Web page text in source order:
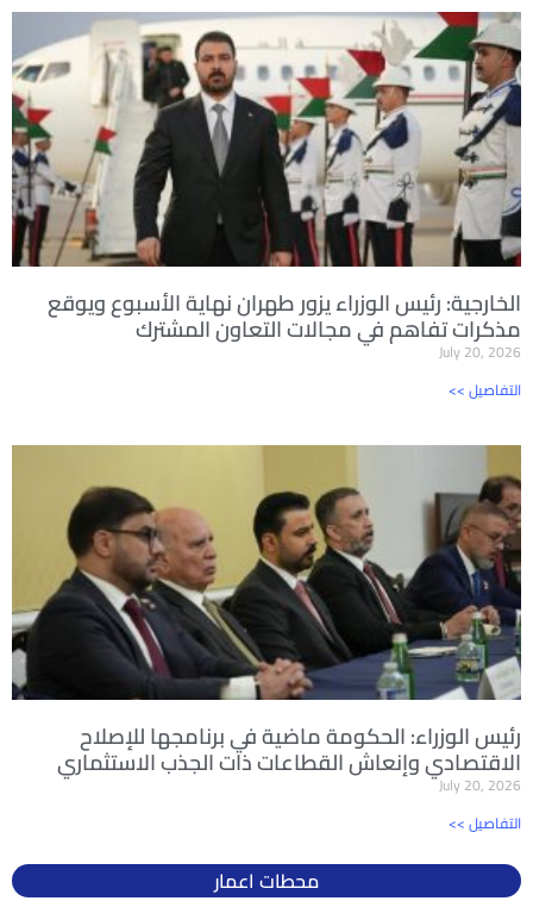
الخارجية: رئيس الوزراء يزور طهران نهاية الأسبوع ويوقع
مذكرات تفاهم في مجالات التعاون المشترك
July 20, 2026
<< التفاصيل
رئيس الوزراء: الحكومة ماضية في برنامجها للإصلاح
الاقتصادي وإنعاش القطاعات ذات الجذب الاستثماري
July 20, 2026
<< التفاصيل
محطات اعمار